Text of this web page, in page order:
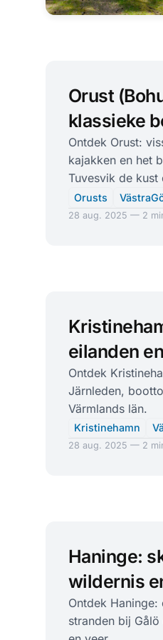
Orust
klassieke
Ontdek Orust:
kajakken en het
Tuvesvik de kust
Orusts
28 aug. 2025 — 2
eilanden
Ontdek
Järnleden,
Värmlands län.
Kristinehamn
28 aug. 2025 — 2
Haninge:
wildernis
Ontdek Haninge:
stranden bij